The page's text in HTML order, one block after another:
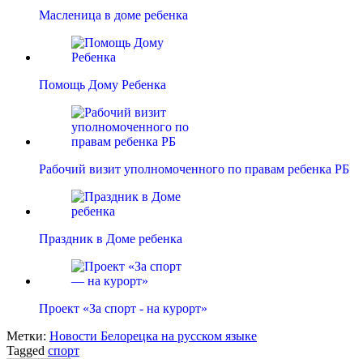
Масленица в доме ребенка
Помощь Дому Ребенка
Рабочий визит уполномоченного по правам ребенка РБ
Праздник в Доме ребенка
Проект «За спорт - на курорт»
Метки: Новости Белорецка на русском языке
Tagged спорт